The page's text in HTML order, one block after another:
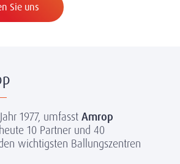
Sie uns
1977, umfasst Amrop
heute 10 Partner und 40
wichtigsten Ballungszentren